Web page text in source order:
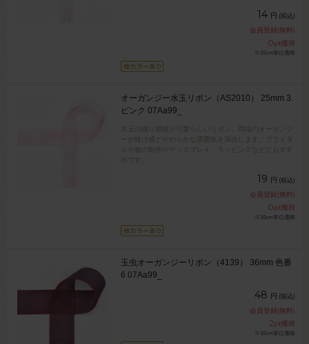
14 円 (税込)
会員登録(無料)
0pt獲得
※10cm単位価格
オーガンジー水玉リボン（AS2010） 25mm 3.
ピンク 07Aa99_
水玉の織り模様が可愛らしいリボン。両端のオーガンジ
ーが抜け感とやわらかな雰囲気を演出します。ブライダ
ル小物の制作やディスプレイ、ラッピングなどにおすす
めです。
19 円 (税込)
会員登録(無料)
0pt獲得
※10cm単位価格
玉虫オーガンジーリボン（4139） 36mm 色番
6 07Aa99_
48 円 (税込)
会員登録(無料)
2pt獲得
※10cm単位価格